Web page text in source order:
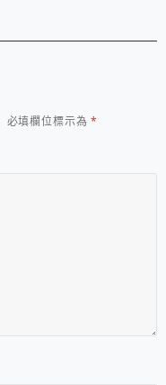
必填欄位標示為*